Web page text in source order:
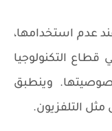
عدم استخدامها،
التكنولوجيا
وينطبق
مثل التلفزيون.